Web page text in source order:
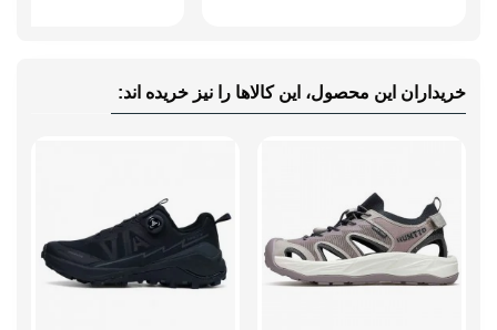
خریداران این محصول، این کالاها را نیز خریده اند: